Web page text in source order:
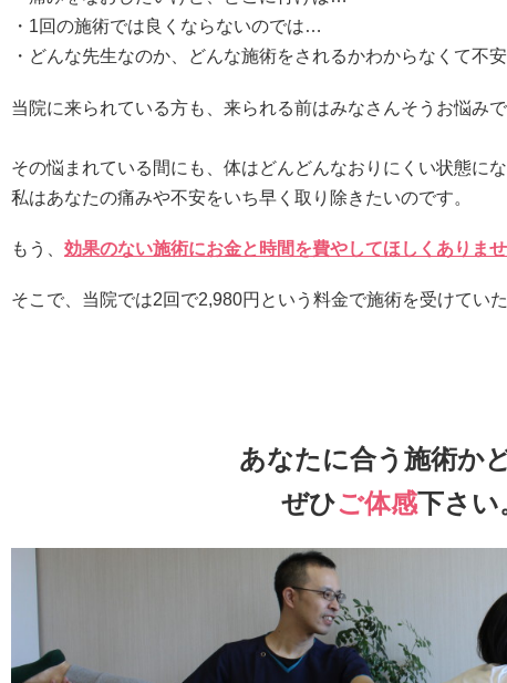
・1回の施術では良くならないのでは…
・どんな先生なのか、どんな施術をされるかわからなくて不
当院に来られている方も、来られる前はみなさんそうお悩み
その悩まれている間にも、体はどんどんなおりにくい状態に
私はあなたの痛みや不安をいち早く取り除きたいのです。
もう、 効果のない施術にお金と時間を費やしてほしくありま
そこで、当院では2回で2,980円という料金で施術を受けてい
あなたに合う施術か
ぜひご体感下さい